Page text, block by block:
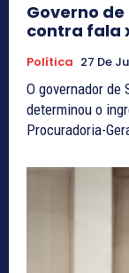
Governo
contra fala
Política 27 De
O governador de
determinou o
Procuradoria-